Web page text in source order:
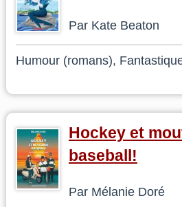
Par Kate Beaton
Humour (romans),
Hockey et
baseball!
Par Mélanie Doré